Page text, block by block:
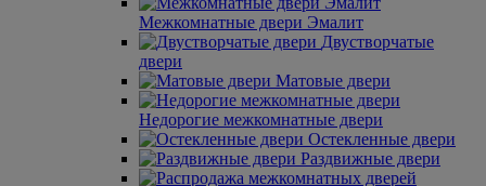
Межкомнатные двери Эмалит
Двустворчатые
двери
Матовые двери
Недорогие межкомнатные двери
Остекленные двери
Раздвижные двери